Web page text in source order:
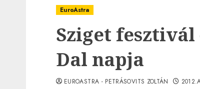
EuroAstra
Sziget
Dal napja
EUROASTRA - PETRÁSOVITS ZOLTÁN